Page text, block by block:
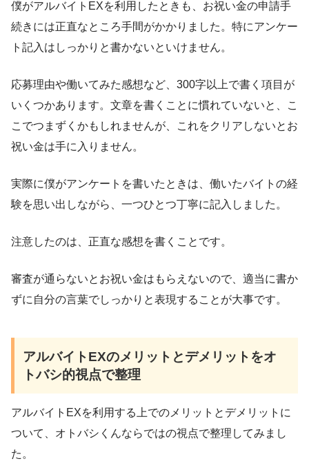
僕がアルバイトEXを利用したときも、お祝い金の申請手
続きには正直なところ手間がかかりました。特にアンケー
ト記入はしっかりと書かないといけません。
応募理由や働いてみた感想など、300字以上で書く項目が
いくつかあります。文章を書くことに慣れていないと、こ
こでつまずくかもしれませんが、これをクリアしないとお
祝い金は手に入りません。
実際に僕がアンケートを書いたときは、働いたバイトの経
験を思い出しながら、一つひとつ丁寧に記入しました。
注意したのは、正直な感想を書くことです。
審査が通らないとお祝い金はもらえないので、適当に書か
ずに自分の言葉でしっかりと表現することが大事です。
アルバイトEXのメリットとデメリットをオ
トバシ的視点で整理
アルバイトEXを利用する上でのメリットとデメリットに
ついて、オトバシくんならではの視点で整理してみまし
た。